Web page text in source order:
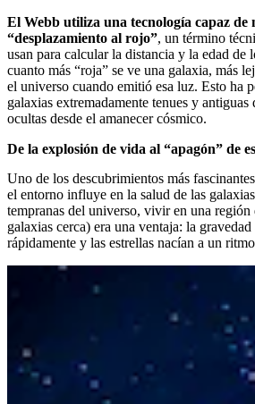
El Webb utiliza una tecnología capaz de
“desplazamiento al rojo”, un término
usan para calcular la distancia y la edad de
cuanto más “roja” se ve una galaxia, más
el universo cuando emitió esa luz. Esto ha
galaxias extremadamente tenues y
ocultas desde el amanecer cósmico.
De la explosión de vida al “apagón” de
Uno de los descubrimientos más
el entorno influye en la salud de las
tempranas del universo, vivir en una región
galaxias cerca) era una ventaja: la
rápidamente y las estrellas nacían a un